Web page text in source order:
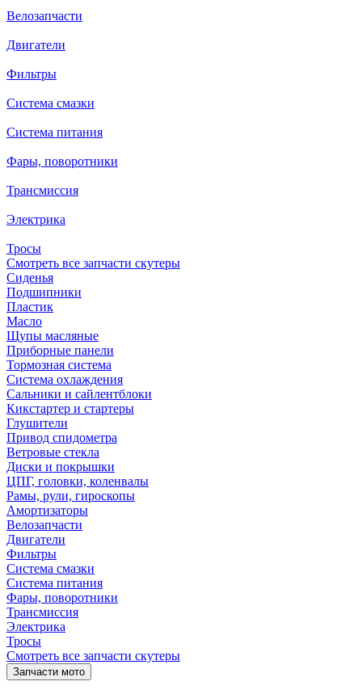
Велозапчасти
Двигатели
Фильтры
Система смазки
Система питания
Фары, поворотники
Трансмиссия
Электрика
Тросы
Смотреть все запчасти скутеры
Сиденья
Подшипники
Пластик
Масло
Щупы масляные
Приборные панели
Тормозная система
Система охлаждения
Сальники и сайлентблоки
Кикстартер и стартеры
Глушители
Привод спидометра
Ветровые стекла
Диски и покрышки
ЦПГ, головки, коленвалы
Рамы, рули, гироскопы
Амортизаторы
Велозапчасти
Двигатели
Фильтры
Система смазки
Система питания
Фары, поворотники
Трансмиссия
Электрика
Тросы
Смотреть все запчасти скутеры
Запчасти мото